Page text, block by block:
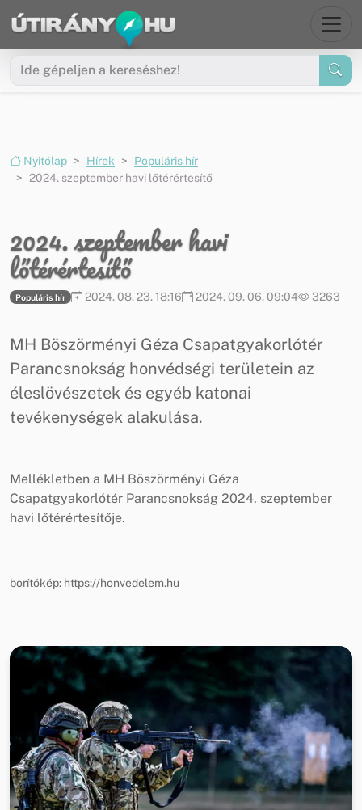
Ugrás a menüre
Ugrás a tartalomra
Nyitólap Hírek
Populáris hír
2024. szeptember havi lőtérértesítő
2024. szeptember havi
lőtérértesítő
Populáris hír 2024. 08. 23. 18:16 2024. 09. 06. 09:04 3263
MH Böszörményi Géza Csapatgyakorlótér
Parancsnokság honvédségi területein az
éleslövészetek és egyéb katonai
tevékenységek alakulása.
Mellékletben a MH Böszörményi Géza
Csapatgyakorlótér Parancsnokság 2024. szeptember
havi lőtérértesítője.
borítókép: https://honvedelem.hu